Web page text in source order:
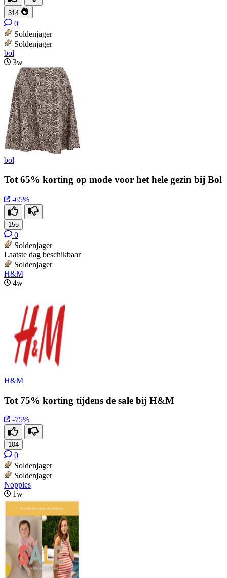
314
0
Soldenjager
Soldenjager
bol
3w
bol
Tot 65% korting op mode voor het hele gezin bij Bol
-65%
155
0
Soldenjager
Laatste dag beschikbaar
Soldenjager
H&M
4w
H&M
Tot 75% korting tijdens de sale bij H&M
-75%
104
0
Soldenjager
Soldenjager
Noppies
1w